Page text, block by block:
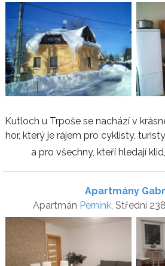
Kutloch u Trpoše se nachází v
hor, který je rájem pro cyklisty,
a pro všechny, kteří hledají
Apartmány
Apartmán Pernink, Střední